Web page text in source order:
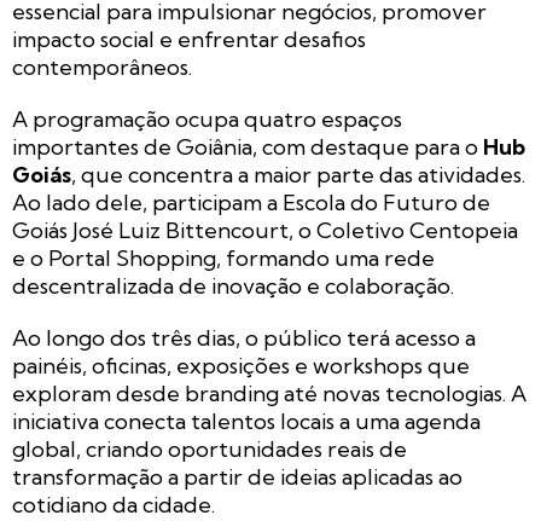
essencial para impulsionar negócios, promover
impacto social e enfrentar desafios
contemporâneos.
A programação ocupa quatro espaços
importantes de Goiânia, com destaque para o Hub
Goiás, que concentra a maior parte das atividades.
Ao lado dele, participam a Escola do Futuro de
Goiás José Luiz Bittencourt, o Coletivo Centopeia
e o Portal Shopping, formando uma rede
descentralizada de inovação e colaboração.
Ao longo dos três dias, o público terá acesso a
painéis, oficinas, exposições e workshops que
exploram desde branding até novas tecnologias. A
iniciativa conecta talentos locais a uma agenda
global, criando oportunidades reais de
transformação a partir de ideias aplicadas ao
cotidiano da cidade.